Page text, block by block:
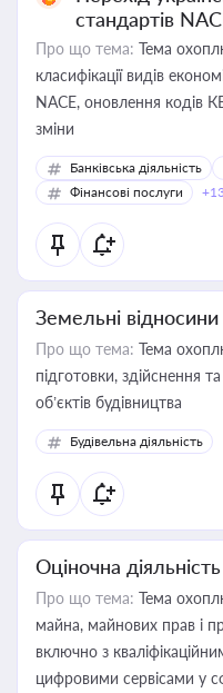
стандартів
Про що тема: Тема
класифікації видів
NACE, оновлення кодів
зміни
Банківська діяльність
Фінансові послуги
Земельні відносини
Про що тема: Тема
підготовки, здійснення
об’єктів будівництва
Будівельна діяльність
Оціночна діяльність
Про що тема: Тема
майна, майнових прав і
включно з
цифровими сервісами у